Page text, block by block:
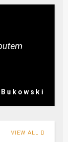
VIEW ALL